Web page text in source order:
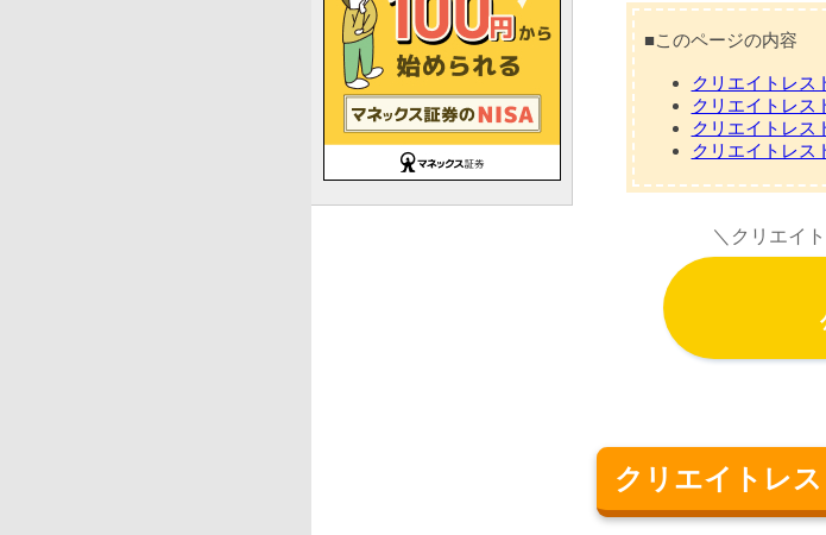
■このページの内容
クリエイトレス
クリエイトレス
クリエイトレス
クリエイトレス
＼クリエイ
クリエイトレ